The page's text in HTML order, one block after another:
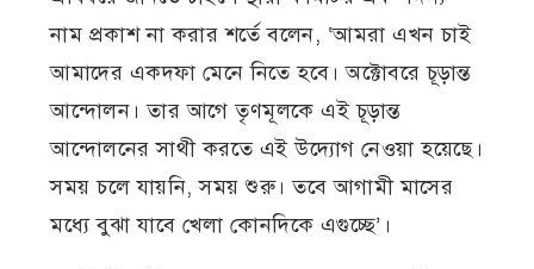
নাম প্রকাশ না করার শর্তে বলেন, ‘আমরা এখন চাই
আমাদের একদফা মেনে নিতে হবে। অক্টোবরে চূড়ান্ত
আন্দোলন। তার আগে তৃণমূলকে এই চূড়ান্ত
আন্দোলনের সাথী করতে এই উদ্যোগ নেওয়া হয়েছে।
সময় চলে যায়নি, সময় শুরু। তবে আগামী মাসের
মধ্যে বুঝা যাবে খেলা কোনদিকে এগুচ্ছে’।